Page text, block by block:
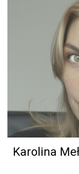
Karolina